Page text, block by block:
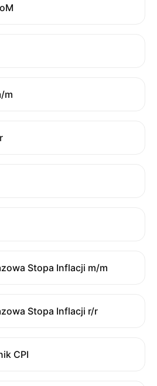
m
Stopa Inflacji m/m
Stopa Inflacji r/r
CPI